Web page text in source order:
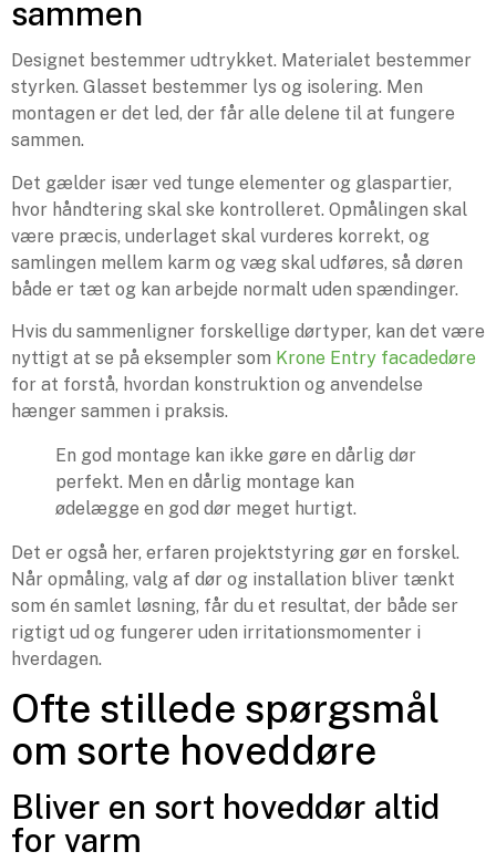
sammen
Designet bestemmer udtrykket. Materialet bestemmer
styrken. Glasset bestemmer lys og isolering. Men
montagen er det led, der får alle delene til at fungere
sammen.
Det gælder især ved tunge elementer og glaspartier,
hvor håndtering skal ske kontrolleret. Opmålingen skal
være præcis, underlaget skal vurderes korrekt, og
samlingen mellem karm og væg skal udføres, så døren
både er tæt og kan arbejde normalt uden spændinger.
Hvis du sammenligner forskellige dørtyper, kan det være
nyttigt at se på eksempler som Krone Entry facadedøre
for at forstå, hvordan konstruktion og anvendelse
hænger sammen i praksis.
En god montage kan ikke gøre en dårlig dør
perfekt. Men en dårlig montage kan
ødelægge en god dør meget hurtigt.
Det er også her, erfaren projektstyring gør en forskel.
Når opmåling, valg af dør og installation bliver tænkt
som én samlet løsning, får du et resultat, der både ser
rigtigt ud og fungerer uden irritationsmomenter i
hverdagen.
Ofte stillede spørgsmål
om sorte hoveddøre
Bliver en sort hoveddør altid
for varm